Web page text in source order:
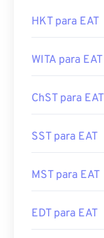
HKT para EAT
WITA para EAT
ChST para EAT
SST para EAT
MST para EAT
EDT para EAT